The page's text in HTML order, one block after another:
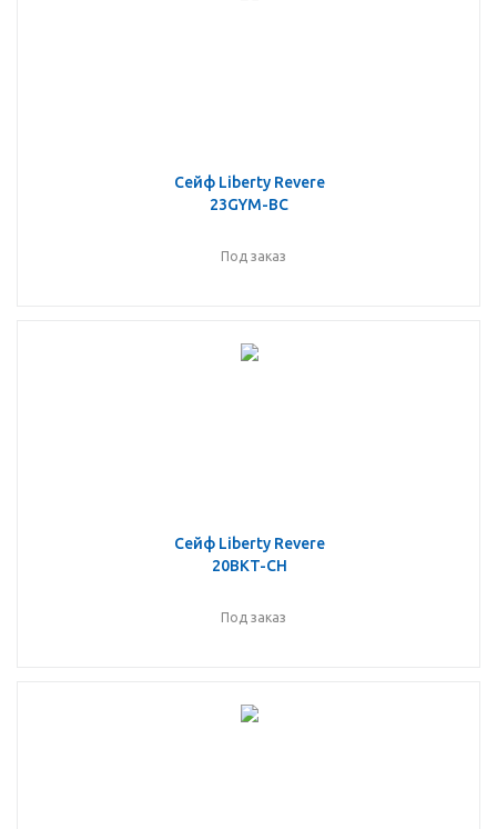
Сейф Liberty Revere
23GYM-BC
Под заказ
Сейф Liberty Revere
20BKT-CH
Под заказ